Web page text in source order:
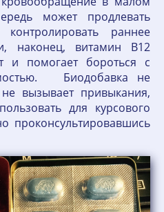
может продлевать
раннее
наконец, витамин В12
и помогает бороться с
Биодобавка не
вызывает привыкания,
для курсового
проконсультировавшись